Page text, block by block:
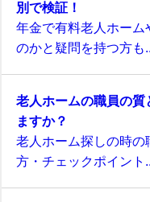
別で検証！
年金で有料老人ホーム
のかと疑問を持つ方も
老人ホームの職員の質
ますか？
老人ホーム探しの時の
方・チェックポイント